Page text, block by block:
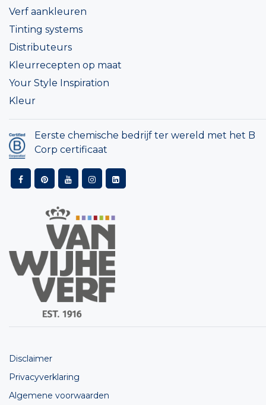
Verf aankleuren
Tinting systems
Distributeurs
Kleurrecepten op maat
Your Style Inspiration
Kleur
Eerste chemische bedrijf ter wereld met het B
Corp certificaat
Disclaimer
Privacyverklaring
Algemene voorwaarden